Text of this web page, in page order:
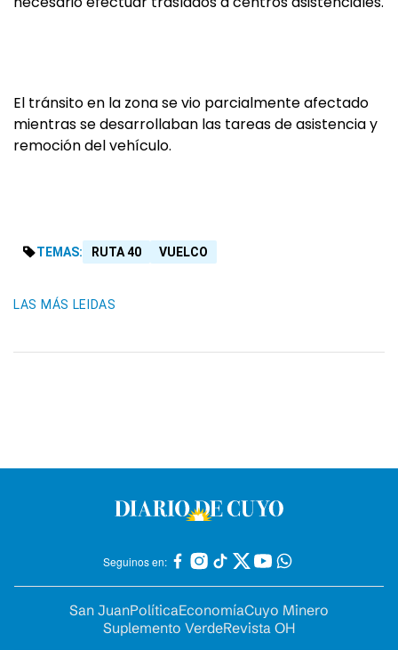
El tránsito en la zona se vio parcialmente afectado
mientras se desarrollaban las tareas de asistencia y
remoción del vehículo.
TEMAS: RUTA 40 VUELCO
LAS MÁS LEIDAS
Seguinos en:
San JuanPolíticaEconomíaCuyo Minero
Suplemento VerdeRevista OH